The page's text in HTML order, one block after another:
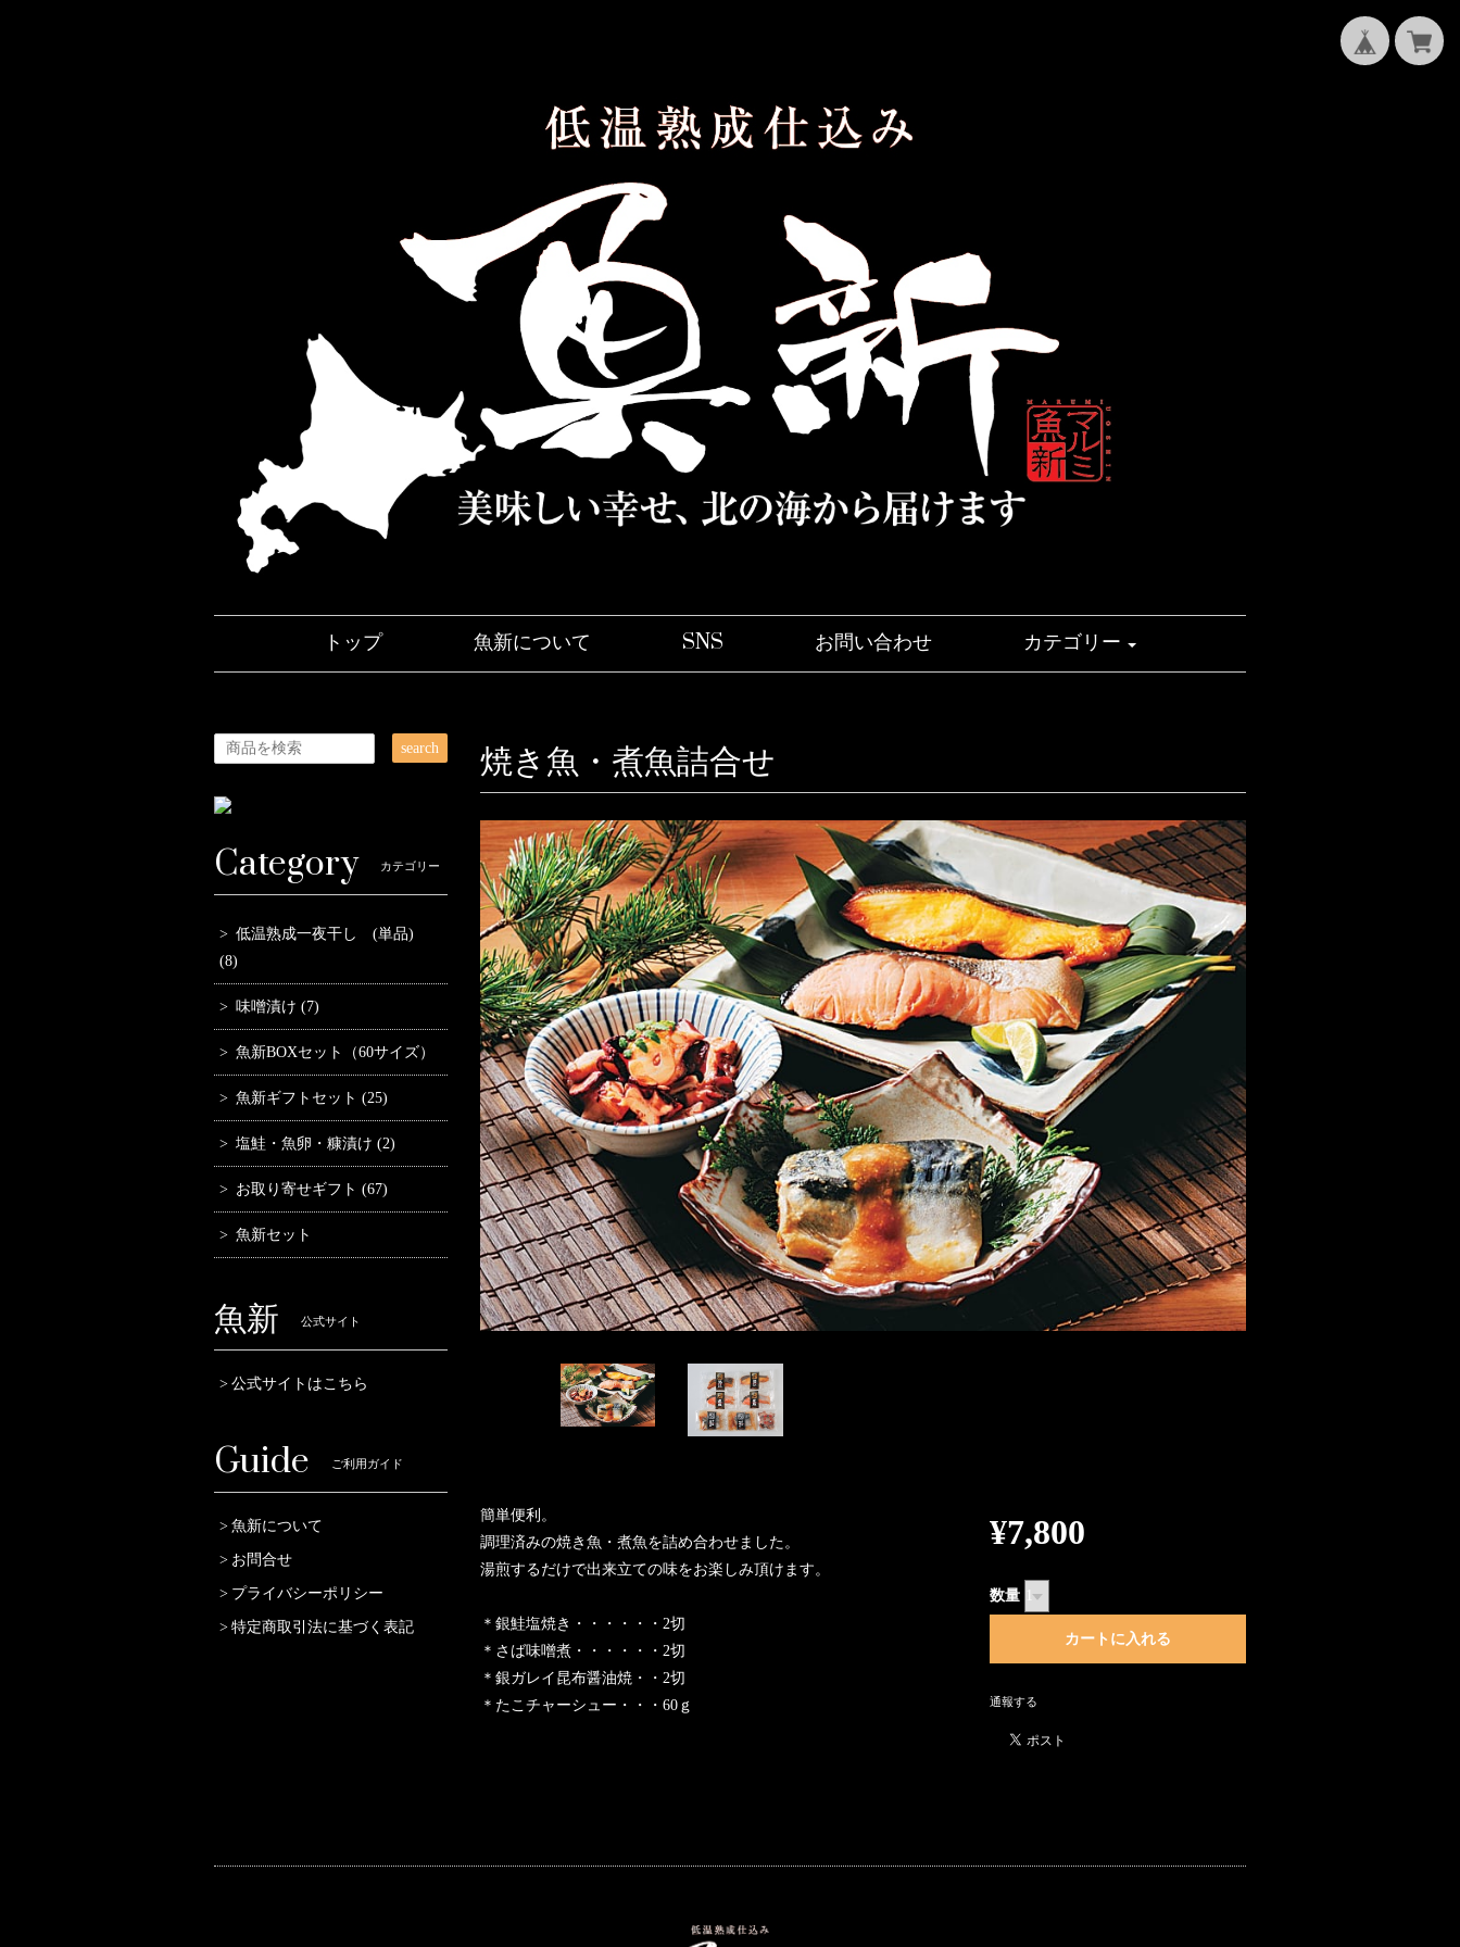
トップ 魚新について SNS お問い合わせ カテゴリー
焼き魚・煮魚詰合せ
簡単便利。
調理済みの焼き魚・煮魚を詰め合わせました。
湯煎するだけで出来立ての味をお楽しみ頂けます。
＊銀鮭塩焼き・・・・・・2切
＊さば味噌煮・・・・・・2切
＊銀ガレイ昆布醤油焼・・2切
＊たこチャーシュー・・・60ｇ
¥7,800
数量
通報する
search
Category カテゴリー
低温熟成一夜干し (単品)
(8)
味噌漬け (7)
魚新BOXセット（60サイズ）
魚新ギフトセット (25)
塩鮭・魚卵・糠漬け (2)
お取り寄せギフト (67)
魚新セット
魚新 公式サイト
公式サイトはこちら
Guide ご利用ガイド
魚新について
お問合せ
プライバシーポリシー
特定商取引法に基づく表記